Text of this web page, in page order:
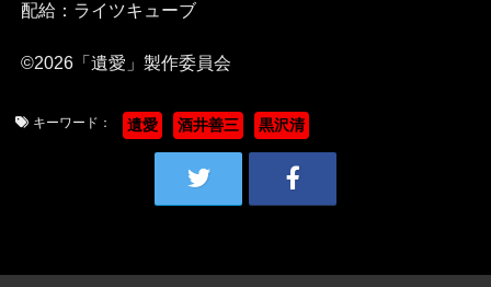
配給：ライツキューブ
©2026「遺愛」製作委員会
キーワード： 遺愛 酒井善三 黒沢清